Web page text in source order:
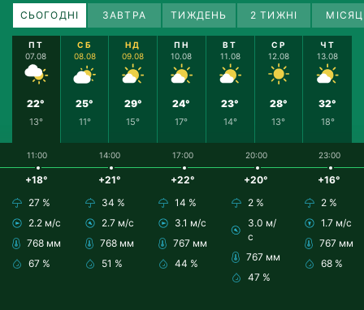
СЬОГОДНІ ЗАВТРА ТИЖДЕНЬ 2 ТИЖНІ
ПТ
07.08
22°
13°
СБ
08.08
25°
11°
НД
09.08
29°
15°
ПН
10.08
24°
17°
ВТ
11.08
23°
14°
СР
12.08
28°
13°
ЧТ
13.08
32°
18°
11:00
+18°
27 %
2.2 м/с
768 мм
67 %
14:00
+21°
34 %
2.7 м/с
768 мм
51 %
17:00
+22°
14 %
3.1 м/с
767 мм
44 %
20:00
+20°
2 %
3.0 м/
с
767 мм
47 %
23:00
+16°
2 %
1.7 м/с
767 мм
68 %